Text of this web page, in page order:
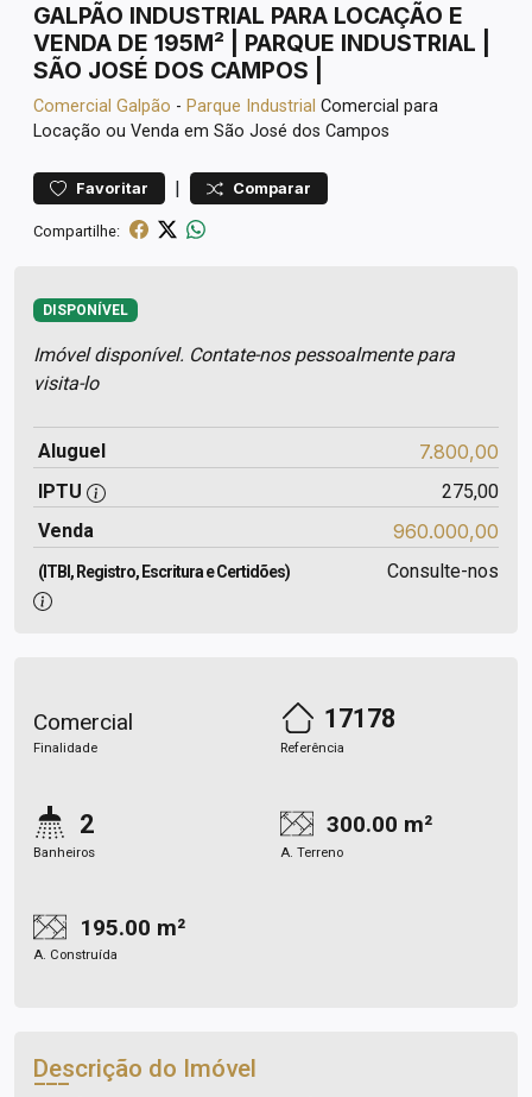
GALPÃO INDUSTRIAL PARA LOCAÇÃO E
VENDA DE 195M² | PARQUE INDUSTRIAL |
SÃO JOSÉ DOS CAMPOS |
Comercial Galpão - Parque Industrial Comercial para
Locação ou Venda em São José dos Campos
Favoritar | Comparar
Compartilhe:
DISPONÍVEL
Imóvel disponível. Contate-nos pessoalmente para
visita-lo
Aluguel 7.800,00
IPTU
275,00
Venda
960.000,00
(ITBI, Registro, Escritura e Certidões) Consulte-nos
Comercial
Finalidade
17178
Referência
2
Banheiros
300.00 m²
A. Terreno
195.00 m²
A. Construída
Descrição do Imóvel